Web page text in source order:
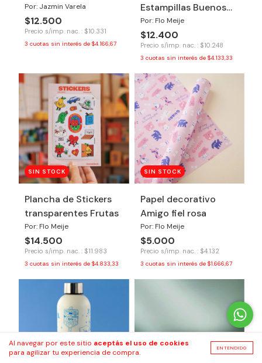
Al navegar por este sitio aceptás el uso de cookies
para agilizar tu experiencia de compra.
ENTENDIDO
Por: Jazmin Varela
$12.500
Precio s/imp. nac. : $10.331
3 cuotas sin interés de $4.166,67
Estampillas Buenos
Aires
Por: Flo Meije
$12.400
Precio s/imp. nac. : $10.248
3 cuotas sin interés de $4.133,33
SIN STOCK
Plancha de Stickers
transparentes Frutas
Por: Flo Meije
$14.500
Precio s/imp. nac. : $11.983
3 cuotas sin interés de $4.833,33
SIN STOCK
Papel decorativo
Amigo fiel rosa
Por: Flo Meije
$5.000
Precio s/imp. nac. : $4.132
3 cuotas sin interés de $1.666,67